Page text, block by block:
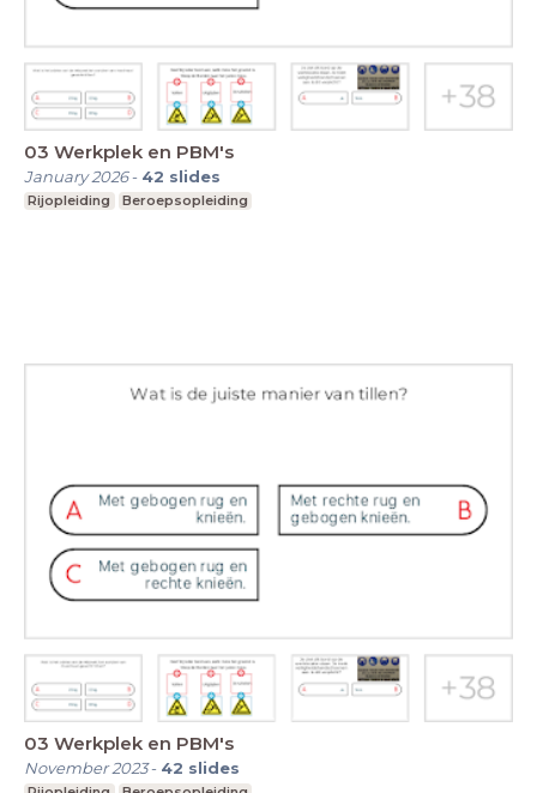
03 Werkplek en PBM's
January 2026- 42 slides
Rijopleiding Beroepsopleiding
03 Werkplek en PBM's
November 2023- 42 slides